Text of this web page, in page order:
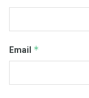
Email *